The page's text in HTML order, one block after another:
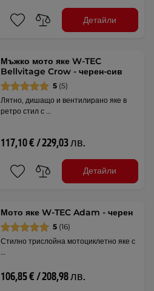
Детайли
Мъжко мото яке W-TEC
Bellvitage Crow - черен-сив
5 (5)
Лятно, дишащо и вентилирано яке в
ретро стил с …
117,10 € / 229,03 лв.
Детайли
Мото яке W-TEC Adam - черен
5 (16)
Стилно трислойна мотоциклетно яке с
106,85 € / 208,98 лв.